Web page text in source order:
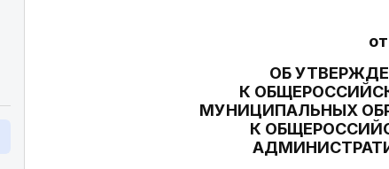
ОБ
К
МУНИЦИПАЛЬНЫХ
К